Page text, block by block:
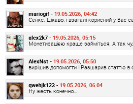
mariogif - 19.05.2026, 04:42
Сенкс. Цікаво, і взагалі корисний у Вас
alex2k7 - 19.05.2026, 05:15
Монетизацією краще займіться. А так
AlexNst - 19.05.2026, 05:50
вирішив допомогти і Разшарив статтю
qwehjk123 - 19.05.2026, 06:04
Ну жесть конечно…